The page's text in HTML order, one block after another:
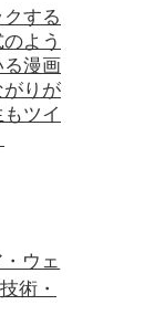
する
よう
漫画
りが
ツイ
ウェ
術・